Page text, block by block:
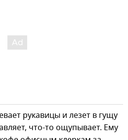
рукавицы и лезет в гущу
что-то ощупывает. Ему